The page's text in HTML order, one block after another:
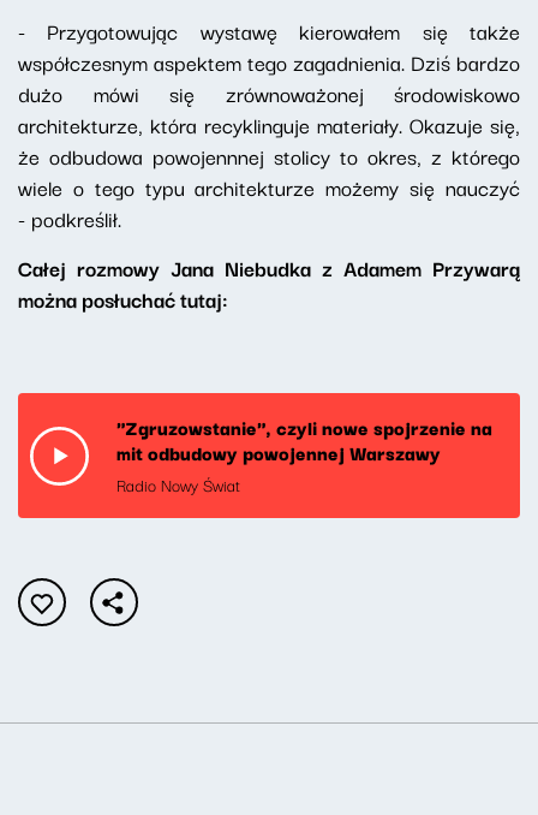
- Przygotowując wystawę kierowałem się także
współczesnym aspektem tego zagadnienia. Dziś bardzo
dużo mówi się zrównoważonej środowiskowo
architekturze, która recyklinguje materiały. Okazuje się,
że odbudowa powojennnej stolicy to okres, z którego
wiele o tego typu architekturze możemy się nauczyć
- podkreślił.
Całej rozmowy Jana Niebudka z Adamem Przywarą
można posłuchać tutaj:
"Zgruzowstanie", czyli nowe spojrzenie na
mit odbudowy powojennej Warszawy
Radio Nowy Świat